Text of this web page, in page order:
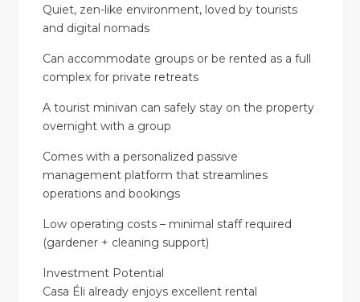
Quiet, zen-like environment, loved by tourists
and digital nomads
Can accommodate groups or be rented as a full
complex for private retreats
A tourist minivan can safely stay on the property
overnight with a group
Comes with a personalized passive
management platform that streamlines
operations and bookings
Low operating costs – minimal staff required
(gardener + cleaning support)
Investment Potential
Casa Éli already enjoys excellent rental